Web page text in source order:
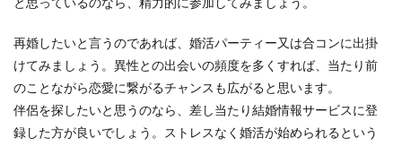
再婚したいと言うのであれば、婚活パーティー又は合コンに出掛
けてみましょう。異性との出会いの頻度を多くすれば、当たり前
のことながら恋愛に繋がるチャンスも広がると思います。
伴侶を探したいと思うのなら、差し当たり結婚情報サービスに登
録した方が良いでしょう。ストレスなく婚活が始められるという